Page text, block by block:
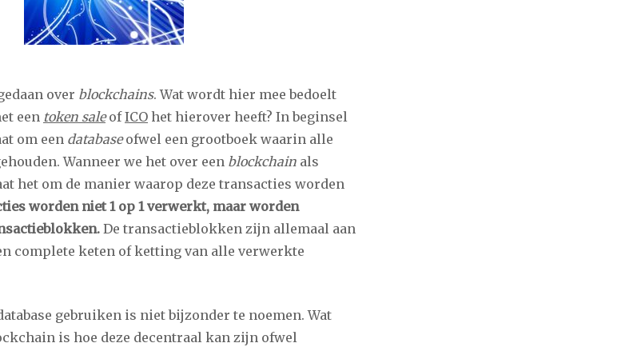
over blockchains. Wat wordt hier mee bedoelt
een token saleofICO het hierover heeft? In beginsel
om een databaseofwel een grootboek waarin alle
Wanneer we het over een blockchain als
het om de manier waarop deze transacties worden
worden niet 1 op 1 verwerkt, maar worden
De transactieblokken zijn allemaal aan
complete keten of ketting van alle verwerkte
gebruiken is niet bijzonder te noemen. Wat
is hoe deze decentraal kan zijn ofwel